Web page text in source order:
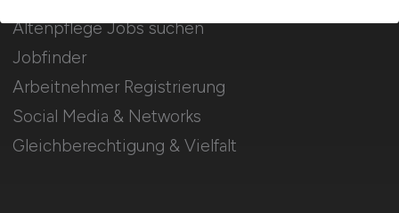
Altenpflege Jobs suchen
Jobfinder
Arbeitnehmer Registrierung
Social Media & Networks
Gleichberechtigung & Vielfalt